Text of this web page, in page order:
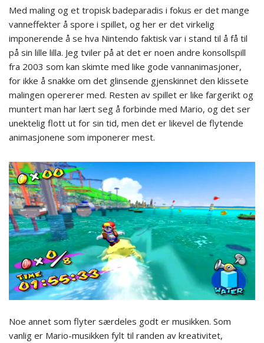
Med maling og et tropisk badeparadis i fokus er det mange
vanneffekter å spore i spillet, og her er det virkelig
imponerende å se hva Nintendo faktisk var i stand til å få til
på sin lille lilla. Jeg tviler på at det er noen andre konsollspill
fra 2003 som kan skimte med like gode vannanimasjoner,
for ikke å snakke om det glinsende gjenskinnet den klissete
malingen opererer med. Resten av spillet er like fargerikt og
muntert man har lært seg å forbinde med Mario, og det ser
unektelig flott ut for sin tid, men det er likevel de flytende
animasjonene som imponerer mest.
Noe annet som flyter særdeles godt er musikken. Som
vanlig er Mario-musikken fylt til randen av kreativitet,